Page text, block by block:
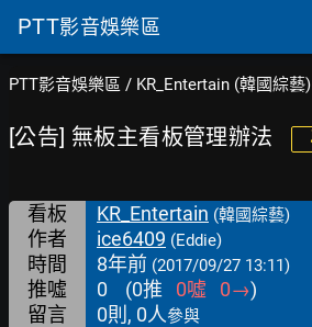
PTT影音娛樂區
PTT影音娛樂區 / KR_Entertain (韓國綜藝)
[公告] 無板主看板管理辦法
看板 KR_Entertain (韓國綜藝)
作者 ice6409 (Eddie)
時間 8年前 (2017/09/27 13:11)
推噓 0 (0推 0噓 0→)
留言
0則, 0人參與